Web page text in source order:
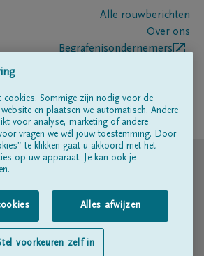
Alle rouwberichten
Over ons
Begrafenisondernemers
© DELA
Privacyverklaring
cookies. Sommige zijn nodig voor de
en plaatsen we automatisch. Andere
voor analyse, marketing of andere
vragen we wél jouw toestemming. Door
te klikken gaat u akkoord met het
op uw apparaat. Je kan ook je
Alles afwijzen
voorkeuren zelf in